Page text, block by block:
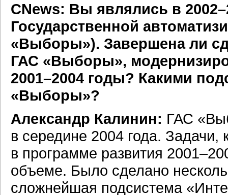
CNews: Вы являлись в
Государственной
«Выборы»). Завершена ли
ГАС «Выборы»,
2001–2004 годы? Какими
«Выборы»?
Александр Калинин: ГАС
в середине 2004 года.
в программе развития
объеме. Было сделано
сложнейшая подсистема